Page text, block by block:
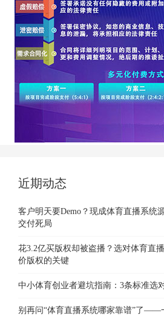
近期动态
客户明天要Demo？现成体育直播系统
交付死局
花3.2亿买版权却被盗播？选对体育直
价版权的关键
中小体育创业者避坑指南：3条标准选
别再问“体育直播系统哪家靠谱”了——